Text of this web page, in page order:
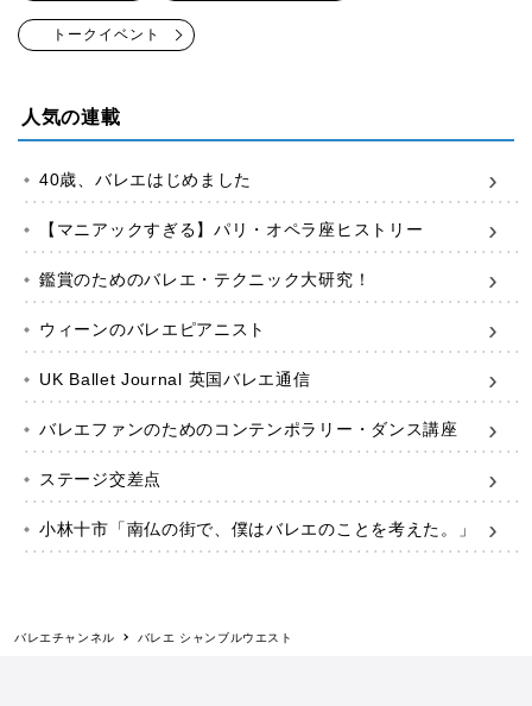
トークイベント
人気の連載
40歳、バレエはじめました
【マニアックすぎる】パリ・オペラ座ヒストリー
鑑賞のためのバレエ・テクニック大研究！
ウィーンのバレエピアニスト
UK Ballet Journal 英国バレエ通信
バレエファンのためのコンテンポラリー・ダンス講座
ステージ交差点
小林十市「南仏の街で、僕はバレエのことを考えた。」
バレエチャンネル バレエ シャンブルウエスト